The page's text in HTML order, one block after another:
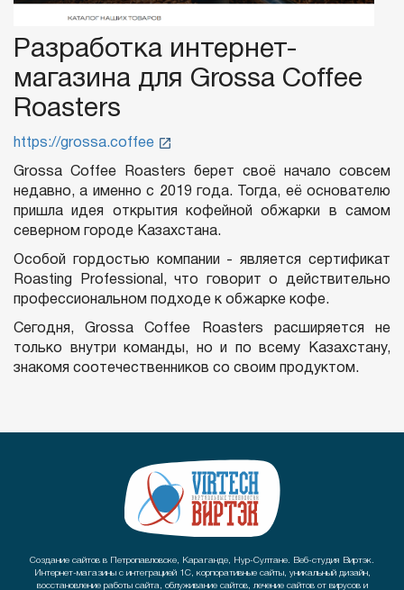
Разработка интернет-
магазина для Grossa Coffee
Roasters
https://grossa.coffee
Grossa Coffee Roasters берет своё начало совсем
недавно, а именно с 2019 года. Тогда, её основателю
пришла идея открытия кофейной обжарки в самом
северном городе Казахстана.
Особой гордостью компании - является сертификат
Roasting Professional, что говорит о действительно
профессиональном подходе к обжарке кофе.
Сегодня, Grossa Coffee Roasters расширяется не
только внутри команды, но и по всему Казахстану,
знакомя соотечественников со своим продуктом.
Создание сайтов в Петропавловске, Караганде, Нур-Султане. Веб-студия Виртэк.
Интернет-магазины с интеграцией 1С, корпоративные сайты, уникальный дизайн,
восстановление работы сайта, облуживание сайтов, лечение сайтов от вирусов и